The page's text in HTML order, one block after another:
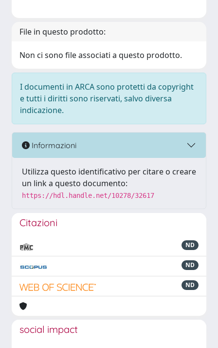
File in questo prodotto:
Non ci sono file associati a questo prodotto.
I documenti in ARCA sono protetti da copyright
e tutti i diritti sono riservati, salvo diversa
indicazione.
Informazioni
Utilizza questo identificativo per citare o creare
un link a questo documento:
https://hdl.handle.net/10278/32617
Citazioni
ND
ND
ND
social impact